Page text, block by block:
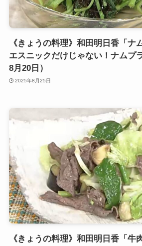
《きょうの料理》和田明日香「ナ
エスニックだけじゃない！ナムプ
8月20日）
2025年8月25日
《きょうの料理》和田明日香「牛